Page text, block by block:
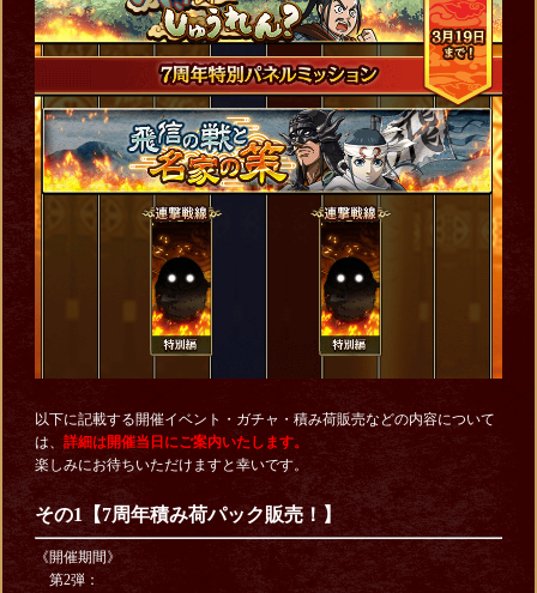
以下に記載する開催イベント・ガチャ・積み荷販売などの内容について
は、 詳細は開催当日にご案内いたします。
楽しみにお待ちいただけますと幸いです。
その1【7周年積み荷パック販売！】
《開催期間》
第2弾：